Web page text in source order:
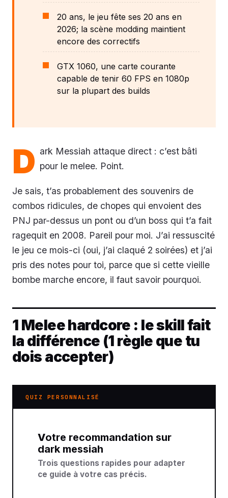
20 ans, le jeu fête ses 20 ans en
2026; la scène modding maintient
encore des correctifs
GTX 1060, une carte courante
capable de tenir 60 FPS en 1080p
sur la plupart des builds
D ark Messiah attaque direct : c’est bâti
pour le melee. Point.
Je sais, t’as probablement des souvenirs de
combos ridicules, de chopes qui envoient des
PNJ par-dessus un pont ou d’un boss qui t’a fait
ragequit en 2008. Pareil pour moi. J’ai ressuscité
le jeu ce mois-ci (oui, j’ai claqué 2 soirées) et j’ai
pris des notes pour toi, parce que si cette vieille
bombe marche encore, il faut savoir pourquoi.
1 Melee hardcore : le skill fait
la différence (1 règle que tu
dois accepter)
QUIZ PERSONNALISÉ
Votre recommandation sur
dark messiah
Trois questions rapides pour adapter
ce guide à votre cas précis.